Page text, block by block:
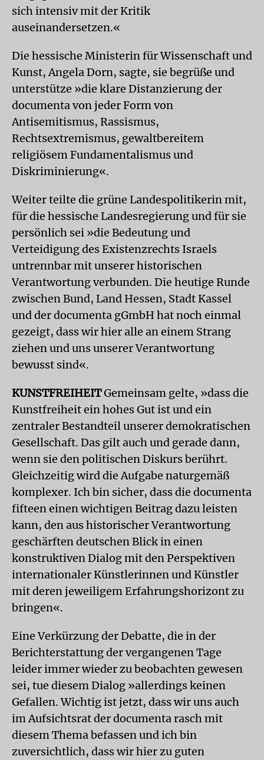
sich intensiv mit der Kritik
auseinandersetzen.«
Die hessische Ministerin für Wissenschaft und
Kunst, Angela Dorn, sagte, sie begrüße und
unterstütze »die klare Distanzierung der
documenta von jeder Form von
Antisemitismus, Rassismus,
Rechtsextremismus, gewaltbereitem
religiösem Fundamentalismus und
Diskriminierung«.
Weiter teilte die grüne Landespolitikerin mit,
für die hessische Landesregierung und für sie
persönlich sei »die Bedeutung und
Verteidigung des Existenzrechts Israels
untrennbar mit unserer historischen
Verantwortung verbunden. Die heutige Runde
zwischen Bund, Land Hessen, Stadt Kassel
und der documenta gGmbH hat noch einmal
gezeigt, dass wir hier alle an einem Strang
ziehen und uns unserer Verantwortung
bewusst sind«.
KUNSTFREIHEITGemeinsam gelte, »dass die
Kunstfreiheit ein hohes Gut ist und ein
zentraler Bestandteil unserer demokratischen
Gesellschaft. Das gilt auch und gerade dann,
wenn sie den politischen Diskurs berührt.
Gleichzeitig wird die Aufgabe naturgemäß
komplexer. Ich bin sicher, dass die documenta
fifteen einen wichtigen Beitrag dazu leisten
kann, den aus historischer Verantwortung
geschärften deutschen Blick in einen
konstruktiven Dialog mit den Perspektiven
internationaler Künstlerinnen und Künstler
mit deren jeweiligem Erfahrungshorizont zu
bringen«.
Eine Verkürzung der Debatte, die in der
Berichterstattung der vergangenen Tage
leider immer wieder zu beobachten gewesen
sei, tue diesem Dialog »allerdings keinen
Gefallen. Wichtig ist jetzt, dass wir uns auch
im Aufsichtsrat der documenta rasch mit
diesem Thema befassen und ich bin
zuversichtlich, dass wir hier zu guten